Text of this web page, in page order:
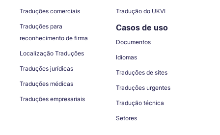
Traduções comerciais
Traduções para
reconhecimento de firma
Localização Traduções
Traduções jurídicas
Traduções médicas
Traduções empresariais
Tradução do UKVI
Casos de uso
Documentos
Idiomas
Traduções de sites
Traduções urgentes
Tradução técnica
Setores